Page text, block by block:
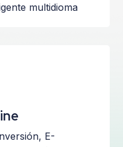
multidioma
E-